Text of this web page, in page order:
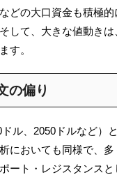
どの大口資金も積極
して、大きな値動き
す。
の偏り
ル、2050ドルなど）
においても同様で、
ート・レジスタンスと